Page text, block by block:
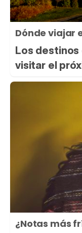
Dónde viajar
Los
visitar el
¿Notas más